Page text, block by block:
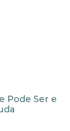
Pode Ser e